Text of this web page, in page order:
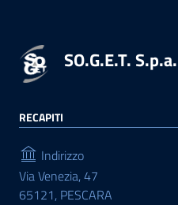
SO.G.E.T. S.p.a.
RECAPITI
Indirizzo
Via Venezia, 47
65121, PESCARA